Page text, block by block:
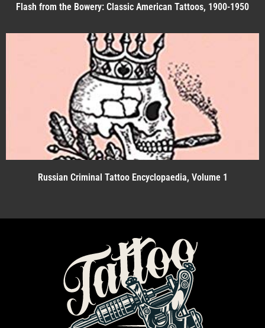
Flash from the Bowery: Classic American Tattoos, 1900-1950
Russian Criminal Tattoo Encyclopaedia, Volume 1